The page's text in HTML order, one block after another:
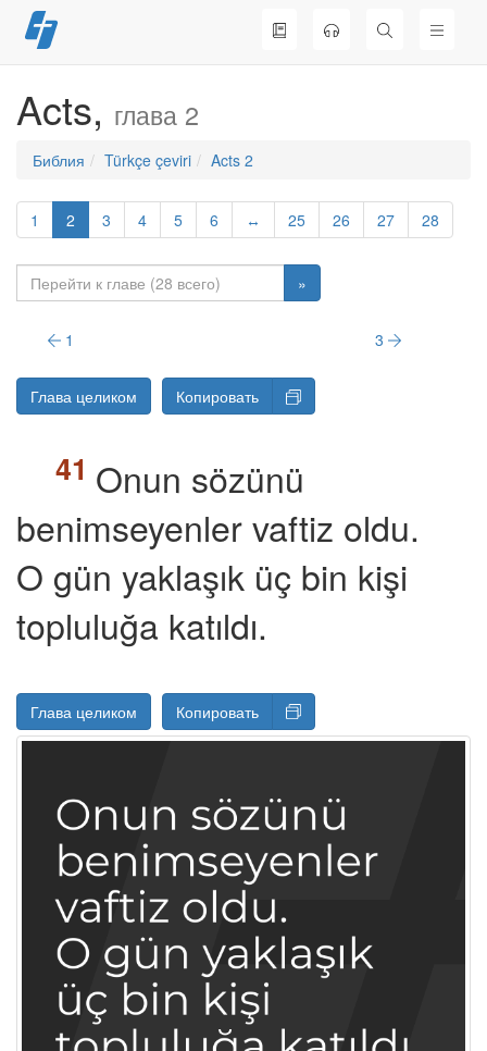
Перейти
к
Acts, глава 2
Библия Türkçe çeviri Acts 2
1 2 3 4 5 6 ↔ 25 26 27 28
»
1 3
Глава целиком Копировать
Onun sözünü
benimseyenler vaftiz oldu.
O gün yaklaşık üç bin kişi
topluluğa katıldı.
Глава целиком Копировать